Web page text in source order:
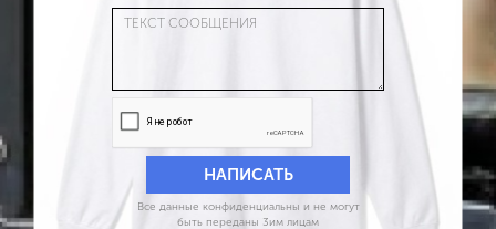
Все данные конфиденциальны и не могут
быть переданы 3им лицам